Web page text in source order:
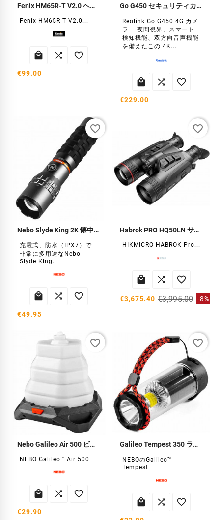
Fenix HM65R-T V2.0 ヘッドランプ - 1600ルーメン
Fenix HM65R-T V2.0...
  
€99.00
Go G450 セキュリティカメラ
Reolink Go G450 4G カメ
ラ – 夜間視界、スマート
検知機能、双方向音声機能
を備えたこの 4K...
  
€229.00
Nebo Slyde King 2K 懐中電灯
充電式、防水（IPX7）で
非常に多用途なNebo
Slyde King...
  
€49.95
favorite_border
Habrok PRO HQ50LN サーマル双眼鏡
HIKMICRO HABROK Pro...
  
€3,675.40 €3,995.00 -8%
favorite_border
Nebo Galileo Air 500 ビバークランタン
NEBO Galileo™ Air 500...
  
€29.90
favorite_border
Galileo Tempest 350 ランタン Nebo
NEBOのGalileo™
Tempest...
  
favorite_border